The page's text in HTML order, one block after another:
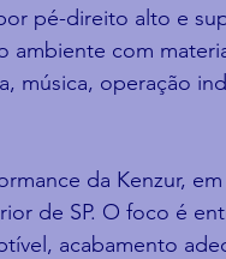
pé-direito alto e
ambiente com
música, operação
da Kenzur, em
de SP. O foco é
acabamento